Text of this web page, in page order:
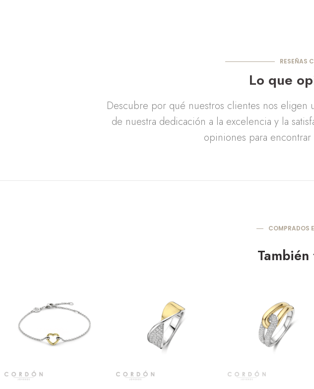
RESEÑAS
Lo que
Descubre por qué nuestros clientes nos eligen
de nuestra dedicación a la excelencia y la
opiniones para
COMPRADOS